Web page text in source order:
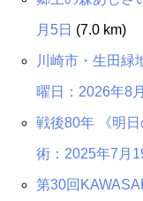
月5日 (7.0 km)
川崎市・生田緑
曜日：2026年8
戦後80年 《明
術：2025年7月
第30回